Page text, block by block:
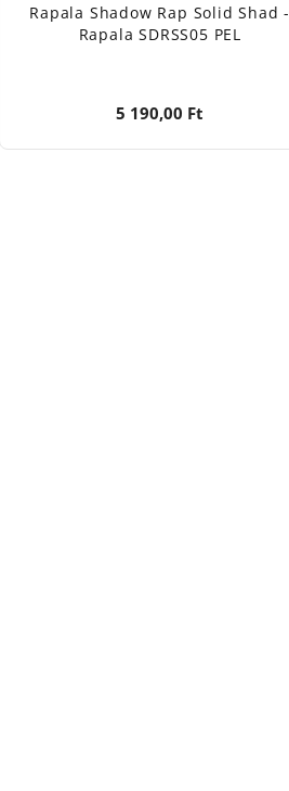
Rapala Shadow Rap Solid Shad -
Rapala SDRSS05 PEL
5 190,00 Ft